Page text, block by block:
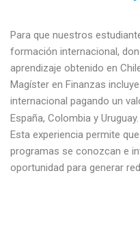
Para que nuestros
formación internacional,
aprendizaje obtenido en
Magíster en Finanzas
internacional pagando un
España, Colombia y
Esta experiencia permite
programas se conozcan e
oportunidad para generar